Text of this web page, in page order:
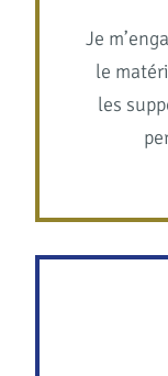
Je
le
les